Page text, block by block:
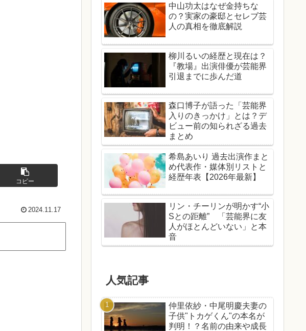
コピー
2024.11.17
中山功太はなぜ金持ちな
の？実家の豪邸とセレブ芸
人の真相を徹底解説
柳川るいの経歴と現在は？
『教場』出演俳優が芸能界
引退までに歩んだ道
森口博子が語った「芸能界
入りのきっかけ」とは？デ
ビュー前の知られざる過去
まとめ
希島あいり 過去出演作まと
め代表作・媒体別リストと
経歴年表【2026年最新】
リン・チーリンが明かす“小
Sとの距離” 「芸能界に友
人がほとんどいない」と本
音
人気記事
仲里依紗・中尾明慶夫妻の
子供"トカゲくん"の本名が
判明！？名前の由来や成長